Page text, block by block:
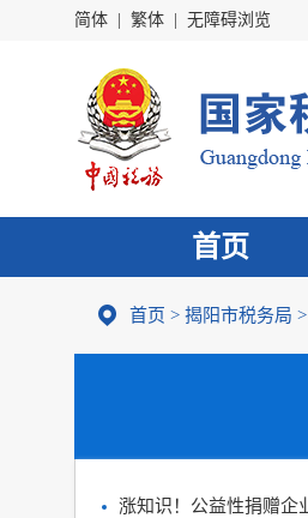
简体 繁体 无障碍浏览
首页
首页 > 揭阳市税务局 >
涨知识！公益性捐赠企